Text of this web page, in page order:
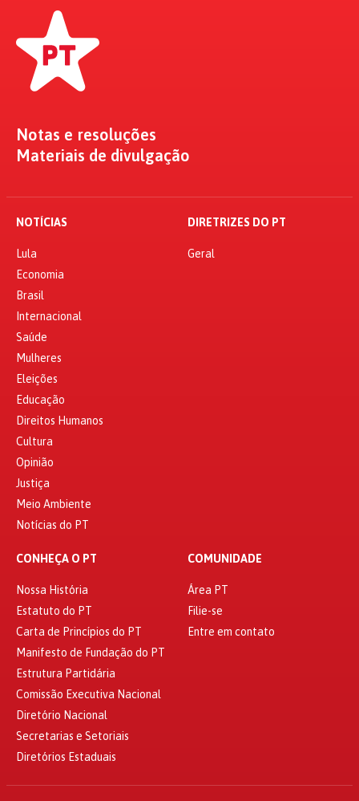
Notas e resoluções
Materiais de divulgação
NOTÍCIAS
Lula
Economia
Brasil
Internacional
Saúde
Mulheres
Eleições
Educação
Direitos Humanos
Cultura
Opinião
Justiça
Meio Ambiente
Notícias do PT
DIRETRIZES DO PT
Geral
CONHEÇA O PT
Nossa História
Estatuto do PT
Carta de Princípios do PT
Manifesto de Fundação do PT
Estrutura Partidária
Comissão Executiva Nacional
Diretório Nacional
Secretarias e Setoriais
Diretórios Estaduais
COMUNIDADE
Área PT
Filie-se
Entre em contato